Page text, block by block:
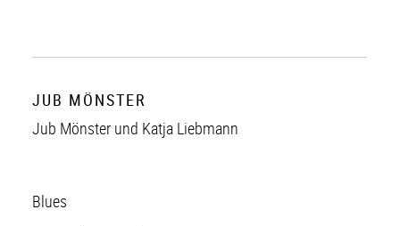
JUB MÖNSTER
Jub Mönster und Katja Liebmann
Blues